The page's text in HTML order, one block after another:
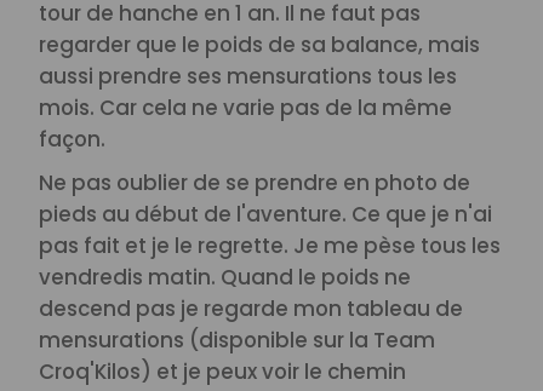
tour de hanche en 1 an. Il ne faut pas
regarder que le poids de sa balance, mais
aussi prendre ses mensurations tous les
mois. Car cela ne varie pas de la même
façon.
Ne pas oublier de se prendre en photo de
pieds au début de l'aventure. Ce que je n'ai
pas fait et je le regrette. Je me pèse tous les
vendredis matin. Quand le poids ne
descend pas je regarde mon tableau de
mensurations (disponible sur la Team
Croq'Kilos) et je peux voir le chemin